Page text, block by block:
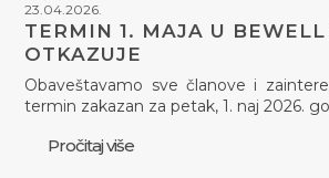
23.04.2026.
TERMIN 1. MAJA U BEWELL
OTKAZUJE
Obaveštavamo sve članove i
termin zakazan za petak, 1. naj 2026.
Pročitaj više